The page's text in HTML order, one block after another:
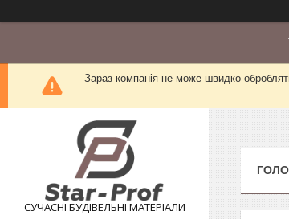
Зараз компанія не може швидко
СУЧАСНІ БУДІВЕЛЬНІ МАТЕРІАЛИ